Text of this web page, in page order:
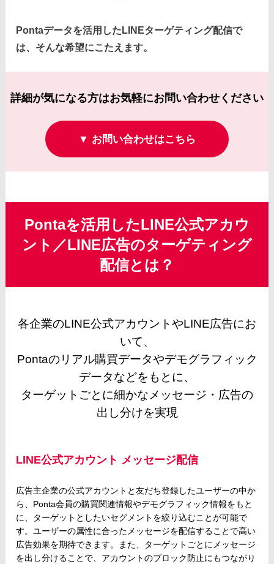
Pontaデータを活用したLINEターゲティング配信で
は、そんな希望にこたえます。
詳細が気になる方はお気軽にお問い合わせください
▼ お問い合わせはこちら
Pontaを活用したLINE公式アカウ
ント／LINE広告のターゲティング
配信とは？
各企業のLINE公式アカウントやLINE広告にお
いて、
Pontaのリアル購買データやデモグラフィック
データなどをもとに、
ターゲットごとに細かなメッセージ・広告の
出し分けを実現
LINE公式アカウント メッセージ配信
広告主企業の公式アカウントと友だち登録したユーザーの中か
ら、Ponta会員の購買関連情報やデモグラフィック情報をもと
に、ターゲットとしたいセグメントを絞り込むことが可能で
す。ユーザーの属性に合ったメッセージを配信することで高い
広告効果を期待できます。また、ターゲットごとにメッセージ
を出し分けることで、アカウントのブロック防止にもつながり